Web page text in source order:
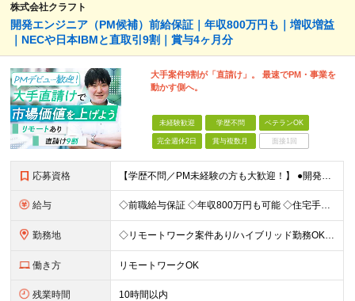
株式会社クラフト
開発エンジニア（PM候補）前給保証｜年収800万円も｜増収増益
｜NECや日本IBMと直取引9割｜賞与4ヶ月分
大手案件9割が「直請け」。 最速でPM・事業を
動かす側へ。
未経験歓迎 学歴不問 ベテランOK
完全週休2日 賞与複数月 面接1回
応募資格 【学歴不問／PM未経験の方も大歓迎！】 ●開発エンジニアとしての実務経験をお持ちの方 ～採用担当者より～ 「PM経験が一切ない」という方もご心配なく！ 面接で一番大切にしているのは「これまでどんな業
給与 ◇前職給与保証 ◇年収800万円も可能 ◇住宅手当・賞与年間4か月支給実績あり＋業績により、別途決算賞与あり 【PM・PL候補】 数名規模のチームでの進捗管理や、後輩・メンバーの指導・フォロー経験が
勤務地 ◇リモートワーク案件あり/ハイブリッド勤務OK 【本社】東京都豊島区高田3-14-29 KDX高田馬場ビル2F ┗都内、神奈川県のプロジェクト先での勤務もございます。 ＜プロジェクト先エリア例＞
働き方 リモートワークOK
残業時間 10時間以内